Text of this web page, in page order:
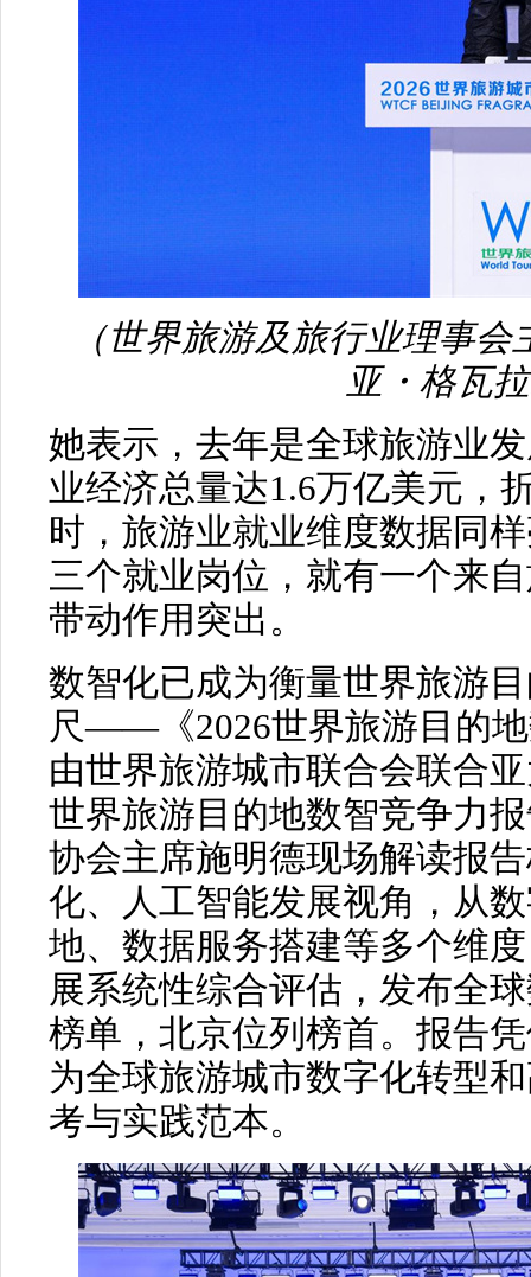
（世界旅游及旅行业理事
亚・格瓦
她表示，去年是全球旅游业
业经济总量达1.6万亿美元，
时，旅游业就业维度数据同
三个就业岗位，就有一个来
带动作用突出。
数智化已成为衡量世界旅游
尺——《2026世界旅游目的
由世界旅游城市联合会联合
世界旅游目的地数智竞争力
协会主席施明德现场解读报
化、人工智能发展视角，从
地、数据服务搭建等多个维
展系统性综合评估，发布全
榜单，北京位列榜首。报告
为全球旅游城市数字化转型
考与实践范本。